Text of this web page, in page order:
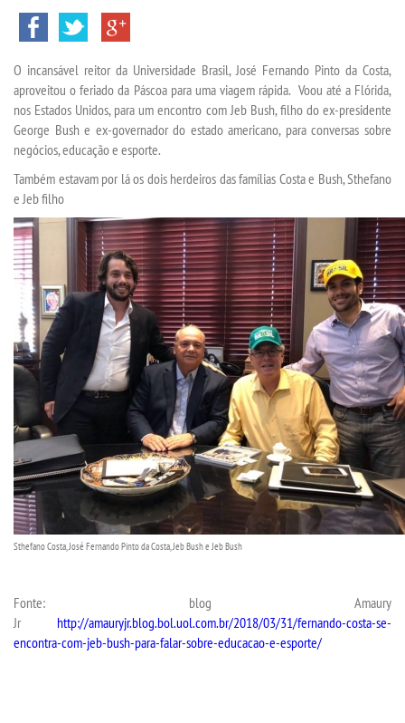
VESTIBULAR
TRANSFERÊNCIA
SEGUNDA GRADUAÇÃO
MATRÍCULA
EDITAL
PUBLICAÇÕES
DESTAQUES
LOGIN
WEBMAIL
PORTAL DE PROFESSORES/ACADÊMICO
O incansável reitor da Universidade Brasil, José Fernando Pinto da Costa,
aproveitou o feriado da Páscoa para uma viagem rápida. Voou até a Flórida,
nos Estados Unidos, para um encontro com Jeb Bush, filho do ex-presidente
George Bush e ex-governador do estado americano, para conversas sobre
negócios, educação e esporte.
Também estavam por lá os dois herdeiros das famílias Costa e Bush, Sthefano
e Jeb filho
Sthefano Costa, José Fernando Pinto da Costa, Jeb Bush e Jeb Bush
Fonte: blog Amaury
Jr http://amauryjr.blog.bol.uol.com.br/2018/03/31/fernando-costa-se-
encontra-com-jeb-bush-para-falar-sobre-educacao-e-esporte/